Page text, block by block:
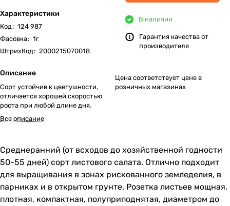
Характеристики
Код: 124 987
Фасовка: 1г
ШтрихКод: 2000215070018
Описание
Сорт устойчив к цветушности,
отличается хорошей скоростью
роста при любой длине дня.
Все описание
В наличии
Гарантия качества от
производителя
Цена соответствует цене в
розничных магазинах
Среднеранний (от всходов до хозяйственной годности
50-55 дней) сорт листового салата. Отлично подходит
для выращивания в зонах рискованного земледелия, в
парниках и в открытом грунте. Розетка листьев мощная,
плотная, компактная, полуприподнятая, диаметром до